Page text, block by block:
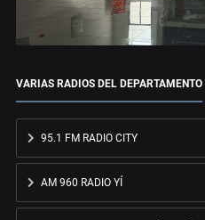
VARIAS RADIOS DEL DEPARTAMENTO
95.1 FM RADIO CITY
AM 960 RADIO YÍ